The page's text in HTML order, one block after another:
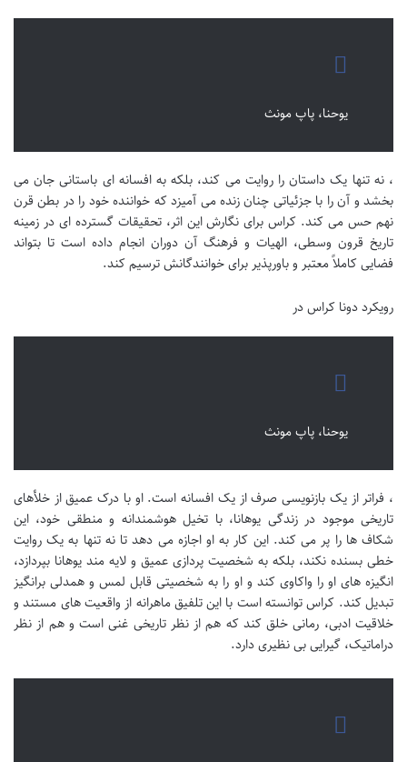
یوحنا، پاپ مونث
، نه تنها یک داستان را روایت می کند، بلکه به افسانه ای باستانی جان می
بخشد و آن را با جزئیاتی چنان زنده می آمیزد که خواننده خود را در بطن قرن
نهم حس می کند. کراس برای نگارش این اثر، تحقیقات گسترده ای در زمینه
تاریخ قرون وسطی، الهیات و فرهنگ آن دوران انجام داده است تا بتواند
فضایی کاملاً معتبر و باورپذیر برای خوانندگانش ترسیم کند.
رویکرد دونا کراس در
یوحنا، پاپ مونث
، فراتر از یک بازنویسی صرف از یک افسانه است. او با درک عمیق از خلأهای
تاریخی موجود در زندگی یوهانا، با تخیل هوشمندانه و منطقی خود، این
شکاف ها را پر می کند. این کار به او اجازه می دهد تا نه تنها به یک روایت
خطی بسنده نکند، بلکه به شخصیت پردازی عمیق و لایه مند یوهانا بپردازد،
انگیزه های او را واکاوی کند و او را به شخصیتی قابل لمس و همدلی برانگیز
تبدیل کند. کراس توانسته است با این تلفیق ماهرانه از واقعیت های مستند و
خلاقیت ادبی، رمانی خلق کند که هم از نظر تاریخی غنی است و هم از نظر
دراماتیک، گیرایی بی نظیری دارد.